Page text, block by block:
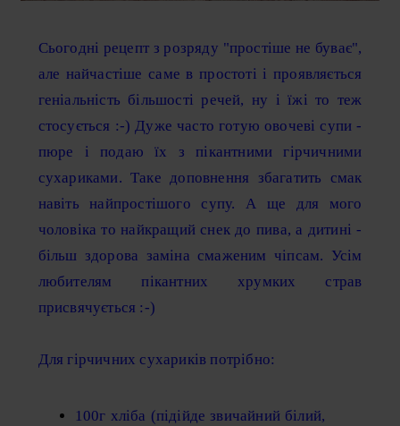
Сьогодні рецепт з розряду "простіше не буває",
але найчастіше саме в простоті і проявляється
геніальність більшості речей, ну і їжі то теж
стосується :-) Дуже часто готую овочеві супи -
пюре і подаю їх з пікантними гірчичними
сухариками. Таке доповнення збагатить смак
навіть найпростішого супу. А ще для мого
чоловіка то найкращий снек до пива, а дитині -
більш здорова заміна смаженим чіпсам. Усім
любителям пікантних хрумких страв
присвячується :-)
Для гірчичних сухариків потрібно:
100г хліба (підійде звичайний білий,